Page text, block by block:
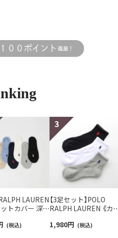
LAUREN
トカバー 深履
ックス レディ
(税込)
【3足セット】POLO
RALPH LAUREN 《カ
アーチサポート ワンポ
1,980円 (税込)